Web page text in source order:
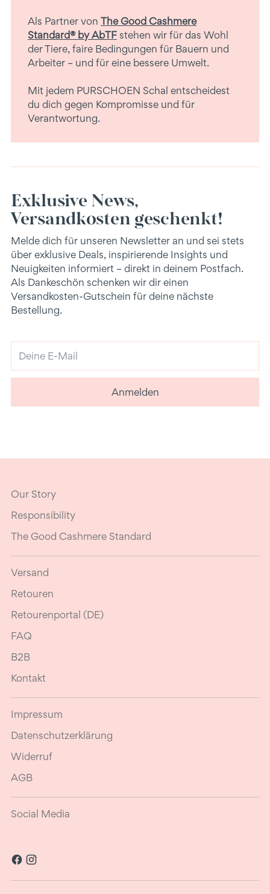
Als Partner von The Good Cashmere
Standard® by AbTF stehen wir für das Wohl
der Tiere, faire Bedingungen für Bauern und
Arbeiter – und für eine bessere Umwelt.
Mit jedem PURSCHOEN Schal entscheidest
du dich gegen Kompromisse und für
Verantwortung.
Exklusive News,
Versandkosten geschenkt!
Melde dich für unseren Newsletter an und sei stets
über exklusive Deals, inspirierende Insights und
Neuigkeiten informiert – direkt in deinem Postfach.
Als Dankeschön schenken wir dir einen
Versandkosten-Gutschein für deine nächste
Bestellung.
E-
Mail
Anmelden
Our Story
Responsibility
The Good Cashmere Standard
Versand
Retouren
Retourenportal (DE)
FAQ
B2B
Kontakt
Impressum
Datenschutzerklärung
Widerruf
AGB
Social Media